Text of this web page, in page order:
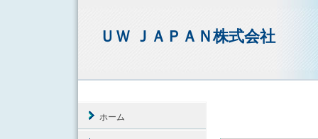
ＵＷ ＪＡＰＡＮ株式会社
ホーム